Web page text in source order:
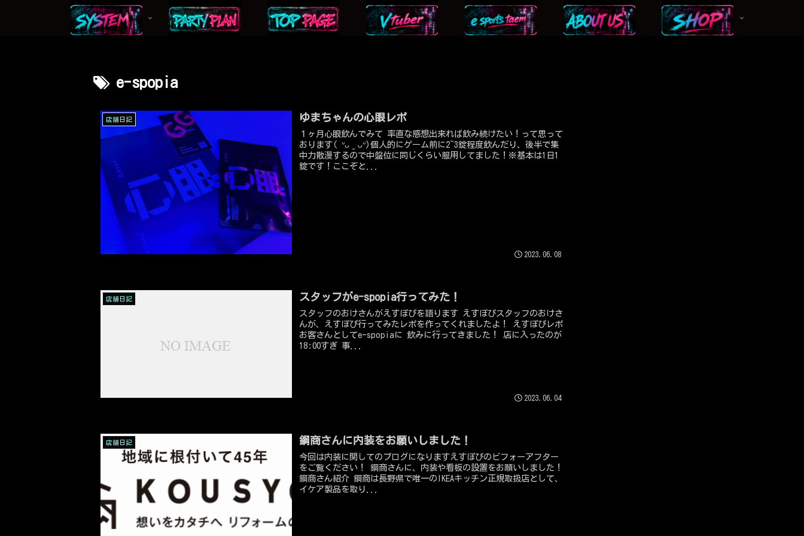
e-spopia
店舗日記 ゆまちゃんの心眼レポ
１ヶ月心眼飲んでみて 率直な感想出来れば飲み続けたい！って思って
おります( ᐡᴗ ̫ ᴗᐡ)個人的にゲーム前に2~3錠程度飲んだり、後半で集
中力散漫するので中盤位に同じくらい服用してました！※基本は1日1
錠です！ここぞと...
2023.06.08
店舗日記 スタッフがe-spopia行ってみた！
スタッフのおけさんがえすぽぴを語ります えすぽぴスタッフのおけさ
んが、えすぽぴ行ってみたレポを作ってくれましたよ！ えすぽぴレポ
お客さんとしてe-spopiaに 飲みに行ってきました！ 店に入ったのが
18:00すぎ 事...
2023.06.04
店舗日記 鋼商さんに内装をお願いしました！
今回は内装に関してのブログになりますえすぽぴのビフォーアフター
をご覧ください！ 鋼商さんに、内装や看板の設置をお願いしました！
鋼商さん紹介 鋼商は長野県で唯一のIKEAキッチン正規取扱店として、
イケア製品を取り...